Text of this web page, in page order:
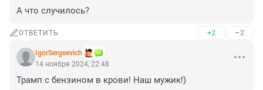
А что случилось?
ОТВЕТИТЬ +2 –2
IgorSergeevich
14 ноября 2024, 22:48
Трамп с бензином в крови! Наш мужик!)